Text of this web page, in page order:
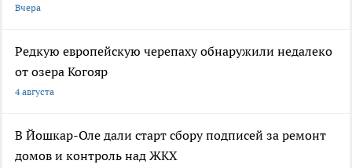
Вчера
Редкую европейскую черепаху обнаружили недалеко
от озера Когояр
4 августа
В Йошкар-Оле дали старт сбору подписей за ремонт
домов и контроль над ЖКХ